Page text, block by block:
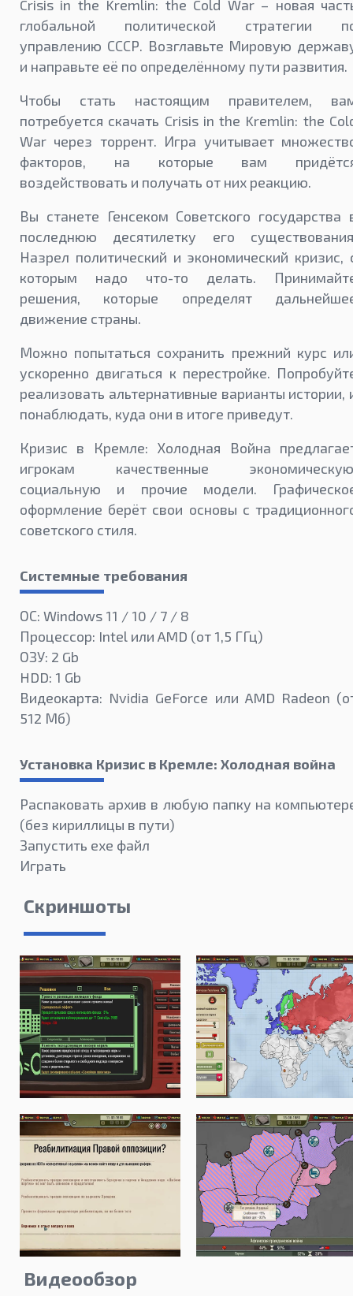
Crisis in the Kremlin: the Cold War – новая
глобальной политической стратегии
управлению СССР. Возглавьте Мировую
и направьте её по определённому пути развития.
Чтобы стать настоящим правителем,
потребуется скачать Crisis in the Kremlin: the
War через торрент. Игра учитывает
факторов, на которые вам
воздействовать и получать от них реакцию.
Вы станете Генсеком Советского государства
последнюю десятилетку его
Назрел политический и экономический кризис,
которым надо что-то делать.
решения, которые определят
движение страны.
Можно попытаться сохранить прежний курс
ускоренно двигаться к перестройке.
реализовать альтернативные варианты истории,
понаблюдать, куда они в итоге приведут.
Кризис в Кремле: Холодная Война
игрокам качественные
социальную и прочие модели.
оформление берёт свои основы с
советского стиля.
Системные требования
ОС: Windows 11 / 10 / 7 / 8
Процессор: Intel или AMD (от 1,5 ГГц)
ОЗУ: 2 Gb
HDD: 1 Gb
Видеокарта: Nvidia GeForce или AMD Radeon
512 Мб)
Установка Кризис в Кремле: Холодная война
Распаковать архив в любую папку на
(без кириллицы в пути)
Запустить exe файл
Играть
Скриншоты
Видеообзор